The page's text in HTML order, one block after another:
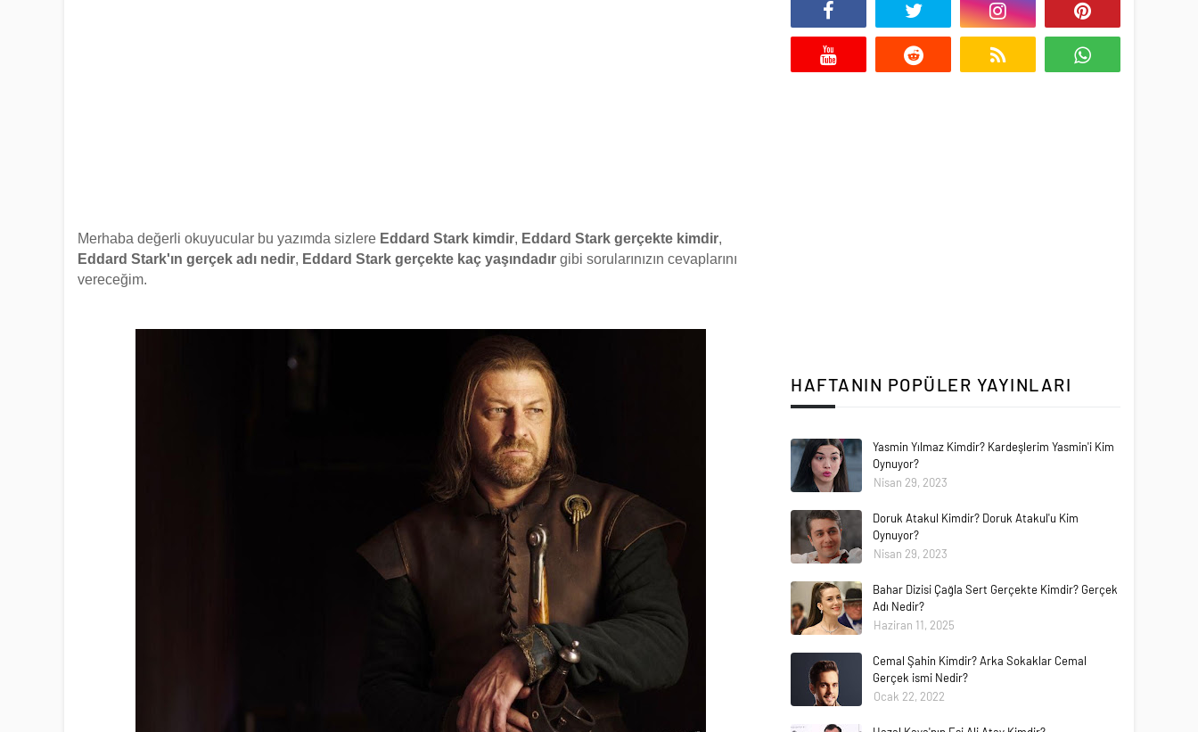
Merhaba değerli okuyucular bu yazımda sizlere Eddard Stark kimdir, Eddard Stark gerçekte kimdir,
Eddard Stark'ın gerçek adı nedir, Eddard Stark gerçekte kaç yaşındadır gibi sorularınızın cevaplarını
vereceğim.
HAFTANIN POPÜLER YAYINLARI
Yasmin Yılmaz Kimdir? Kardeşlerim Yasmin'i Kim
Oynuyor?
Nisan 29, 2023
Doruk Atakul Kimdir? Doruk Atakul'u Kim
Oynuyor?
Nisan 29, 2023
Bahar Dizisi Çağla Sert Gerçekte Kimdir? Gerçek
Adı Nedir?
Haziran 11, 2025
Cemal Şahin Kimdir? Arka Sokaklar Cemal
Gerçek ismi Nedir?
Ocak 22, 2022